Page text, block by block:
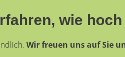
wie
Wir freuen uns auf Sie